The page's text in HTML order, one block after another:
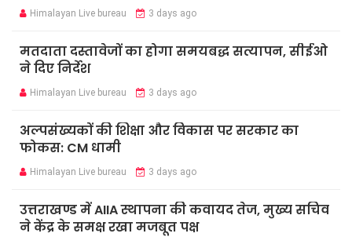
Himalayan Live bureau 3 days ago
मतदाता दस्तावेजों का होगा समयबद्ध सत्यापन, सीईओ
ने दिए निर्देश
Himalayan Live bureau 3 days ago
अल्पसंख्यकों की शिक्षा और विकास पर सरकार का
फोकस: CM धामी
Himalayan Live bureau 3 days ago
उत्तराखण्ड में AIIA स्थापना की कवायद तेज, मुख्य सचिव
ने केंद्र के समक्ष रखा मजबूत पक्ष